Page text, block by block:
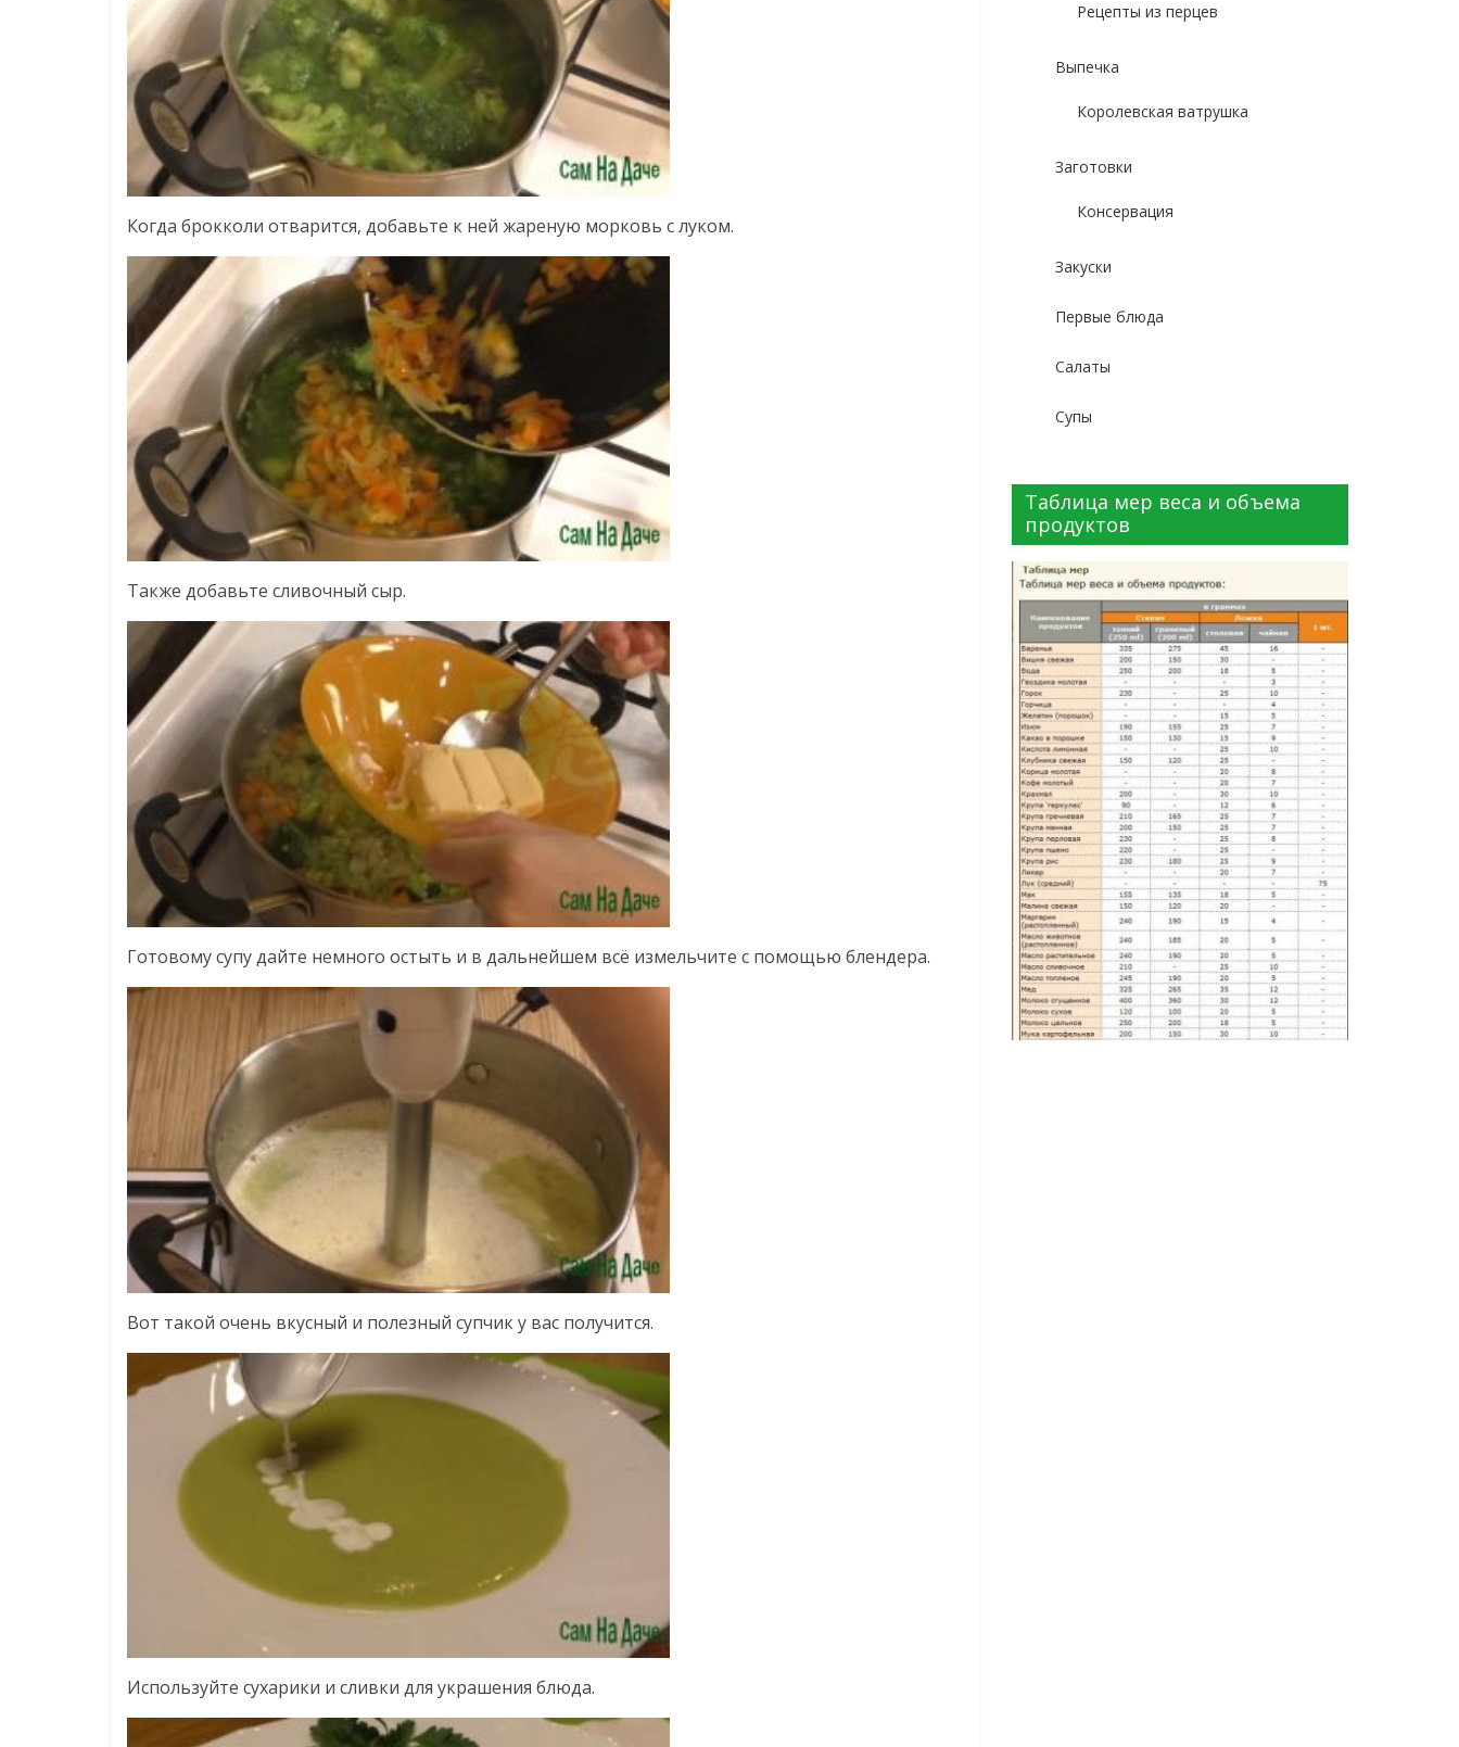
Когда брокколи отварится, добавьте к ней жареную морковь с луком.
Также добавьте сливочный сыр.
Готовому супу дайте немного остыть и в дальнейшем всё измельчите с помощью блендера.
Вот такой очень вкусный и полезный супчик у вас получится.
Используйте сухарики и сливки для украшения блюда.
Рецепты из перцев
Выпечка
Королевская ватрушка
Заготовки
Консервация
Закуски
Первые блюда
Салаты
Супы
Таблица мер веса и объема
продуктов